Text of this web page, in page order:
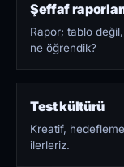
Şeffaf
Rapor; tablo
ne öğrendik?
Test kültürü
Kreatif,
ilerleriz.